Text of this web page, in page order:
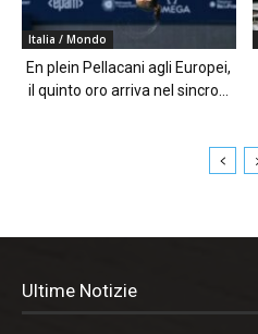
Italia / Mondo
En plein Pellacani agli Europei,
il quinto oro arriva nel sincro...
Ultime Notizie